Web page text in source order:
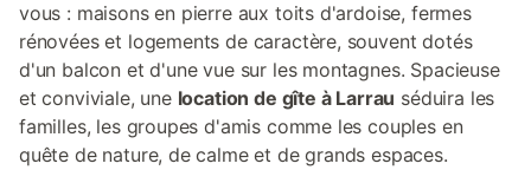
vous : maisons en pierre aux toits d'ardoise, fermes
rénovées et logements de caractère, souvent dotés
d'un balcon et d'une vue sur les montagnes. Spacieuse
et conviviale, une location de gîte à Larrau séduira les
familles, les groupes d'amis comme les couples en
quête de nature, de calme et de grands espaces.